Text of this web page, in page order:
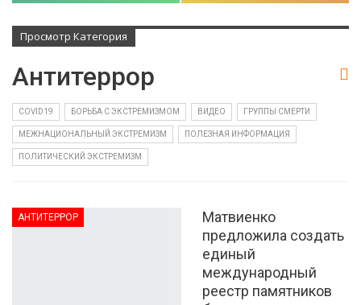
Просмотр Категория
Антитеррор
COVID19 БОРЬБА С ЭКСТРЕМИЗМОМ ВИДЕО ГРУППЫ СМЕРТИ
МЕЖНАЦИОНАЛЬНЫЙ ЭКСТРЕМИЗМ ПОЛЕЗНАЯ ИНФОРМАЦИЯ
ПОЛИТИЧЕСКИЙ ЭКСТРЕМИЗМ
АНТИТЕРРОР
Матвиенко
предложила создать
единый
международный
реестр памятников